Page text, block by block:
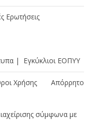
Ερωτήσεις
| Εγκύκλιοι ΕΟΠΥΥ
Χρήσης Απόρρητο
σύμφωνα με